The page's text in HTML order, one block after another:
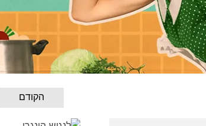
הקודם